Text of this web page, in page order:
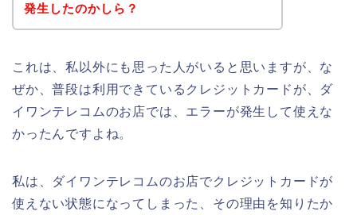
発生したのかしら？
これは、私以外にも思った人がいると思いますが、な
ぜか、普段は利用できているクレジットカードが、ダ
イワンテレコムのお店では、エラーが発生して使えな
かったんですよね。
私は、ダイワンテレコムのお店でクレジットカードが
使えない状態になってしまった、その理由を知りたか